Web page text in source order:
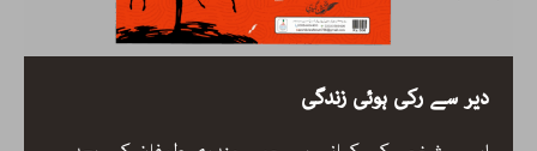
دیر سے رکی ہوئی زندگی